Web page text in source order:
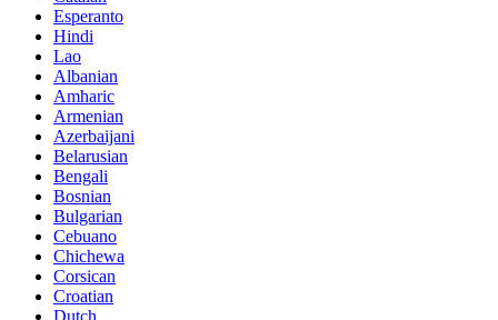
Esperanto
Hindi
Lao
Albanian
Amharic
Armenian
Azerbaijani
Belarusian
Bengali
Bosnian
Bulgarian
Cebuano
Chichewa
Corsican
Croatian
Dutch